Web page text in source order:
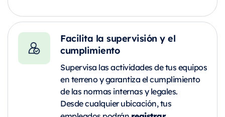
Facilita la supervisión y el
cumplimiento
Supervisa las actividades de tus equipos
en terreno y garantiza el cumplimiento
de las normas internas y legales.
Desde cualquier ubicación, tus